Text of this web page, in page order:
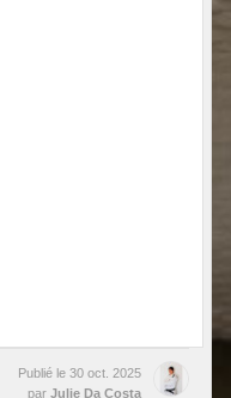
Publié le 30 oct. 2025
par Julie Da Costa